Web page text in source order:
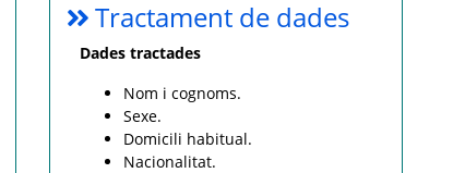
Tractament de dades
Dades tractades
Nom i cognoms.
Sexe.
Domicili habitual.
Nacionalitat.